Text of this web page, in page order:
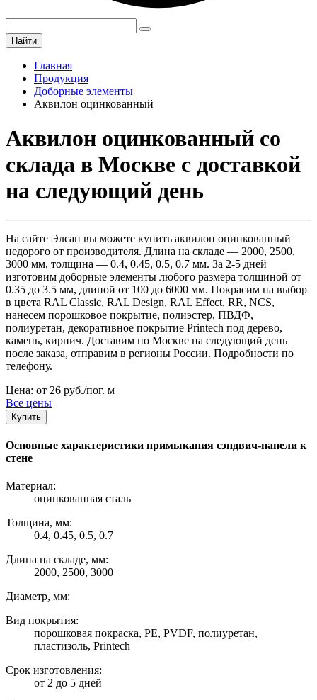
Найти
Главная
Продукция
Доборные элементы
Аквилон оцинкованный
Аквилон оцинкованный со
склада в Москве с доставкой
на следующий день
На сайте Элсан вы можете купить аквилон оцинкованный
недорого от производителя. Длина на складе — 2000, 2500,
3000 мм, толщина — 0.4, 0.45, 0.5, 0.7 мм. За 2-5 дней
изготовим доборные элементы любого размера толщиной от
0.35 до 3.5 мм, длиной от 100 до 6000 мм. Покрасим на выбор
в цвета RAL Classic, RAL Design, RAL Effect, RR, NCS,
нанесем порошковое покрытие, полиэстер, ПВДФ,
полиуретан, декоративное покрытие Printech под дерево,
камень, кирпич. Доставим по Москве на следующий день
после заказа, отправим в регионы России. Подробности по
телефону.
Цена: от 26 руб./пог. м
Все цены
Купить
Основные характеристики примыкания сэндвич-панели к
стене
Материал:
оцинкованная сталь
Толщина, мм:
0.4, 0.45, 0.5, 0.7
Длина на складе, мм:
2000, 2500, 3000
Диаметр, мм:
Вид покрытия:
порошковая покраска, PE, PVDF, полиуретан,
пластизоль, Printech
Срок изготовления:
от 2 до 5 дней